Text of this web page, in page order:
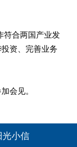
符合两国产业发
资、完善业务
会见。
光小信